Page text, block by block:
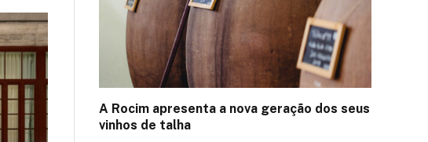
A Rocim apresenta a nova geração dos seus
vinhos de talha